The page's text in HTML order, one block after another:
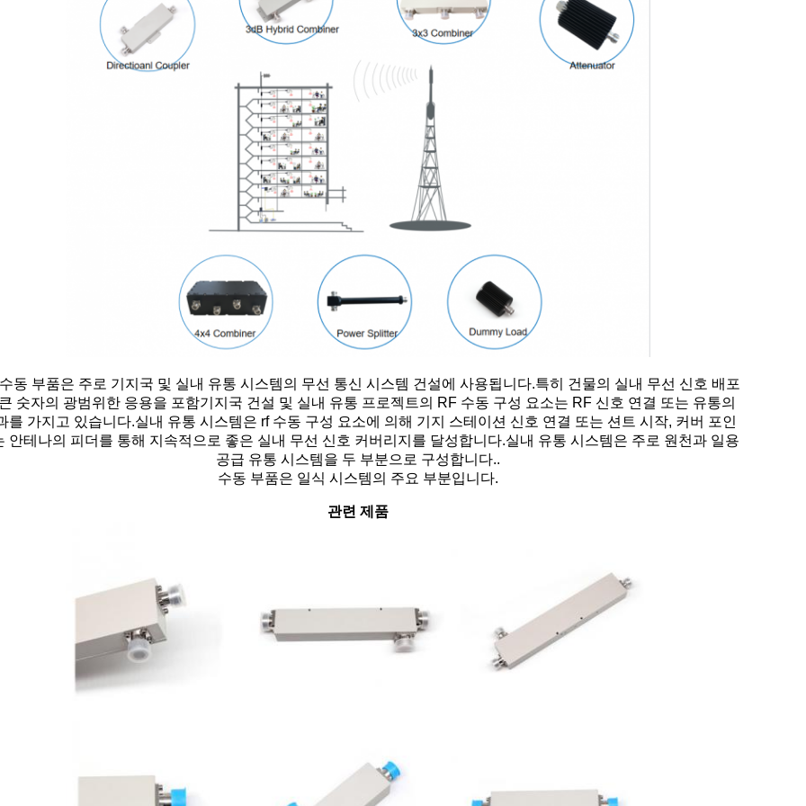
동 부품은 주로 기지국 및 실내 유통 시스템의 무선 통신 시스템 건설에 사용됩니다.특히 건물의 실내 무선 신호 배포
숫자의 광범위한 응용을 포함기지국 건설 및 실내 유통 프로젝트의 RF 수동 구성 요소는 RF 신호 연결 또는 유통의
를 가지고 있습니다.실내 유통 시스템은 rf 수동 구성 요소에 의해 기지 스테이션 신호 연결 또는 션트 시작, 커버 포인
안테나의 피더를 통해 지속적으로 좋은 실내 무선 신호 커버리지를 달성합니다.실내 유통 시스템은 주로 원천과 일용
공급 유통 시스템을 두 부분으로 구성합니다..
수동 부품은 일식 시스템의 주요 부분입니다.
관련 제품